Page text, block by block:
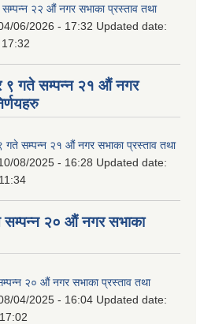
२२ औं नगर सभाका प्रस्ताव तथा
06/2026 - 17:32 Updated date:
९ गते सम्पन्न २१ औं नगर
गते सम्पन्न २१ औं नगर सभाका प्रस्ताव तथा
08/2025 - 16:28 Updated date:
सम्पन्न २० औं नगर सभाका
२० औं नगर सभाका प्रस्ताव तथा
04/2025 - 16:04 Updated date: